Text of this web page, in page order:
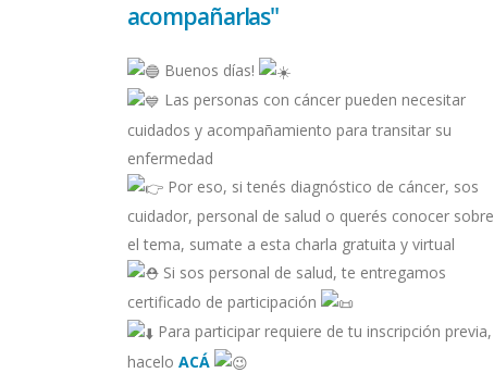
acompañarlas"
Buenos días!
Las personas con cáncer pueden necesitar
cuidados y acompañamiento para transitar su
enfermedad
Por eso, si tenés diagnóstico de cáncer, sos
cuidador, personal de salud o querés conocer sobre
el tema, sumate a esta charla gratuita y virtual
Si sos personal de salud, te entregamos
certificado de participación
Para participar requiere de tu inscripción previa,
hacelo ACÁ